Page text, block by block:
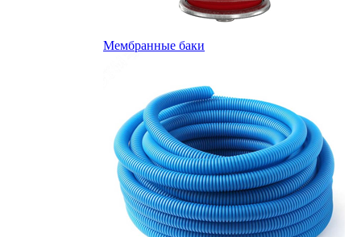
Мембранные баки